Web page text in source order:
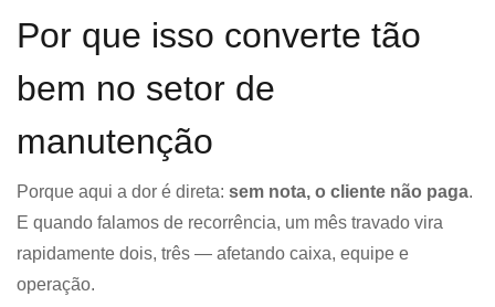
Por que isso converte tão
bem no setor de
manutenção
Porque aqui a dor é direta: sem nota, o cliente não paga.
E quando falamos de recorrência, um mês travado vira
rapidamente dois, três — afetando caixa, equipe e
operação.